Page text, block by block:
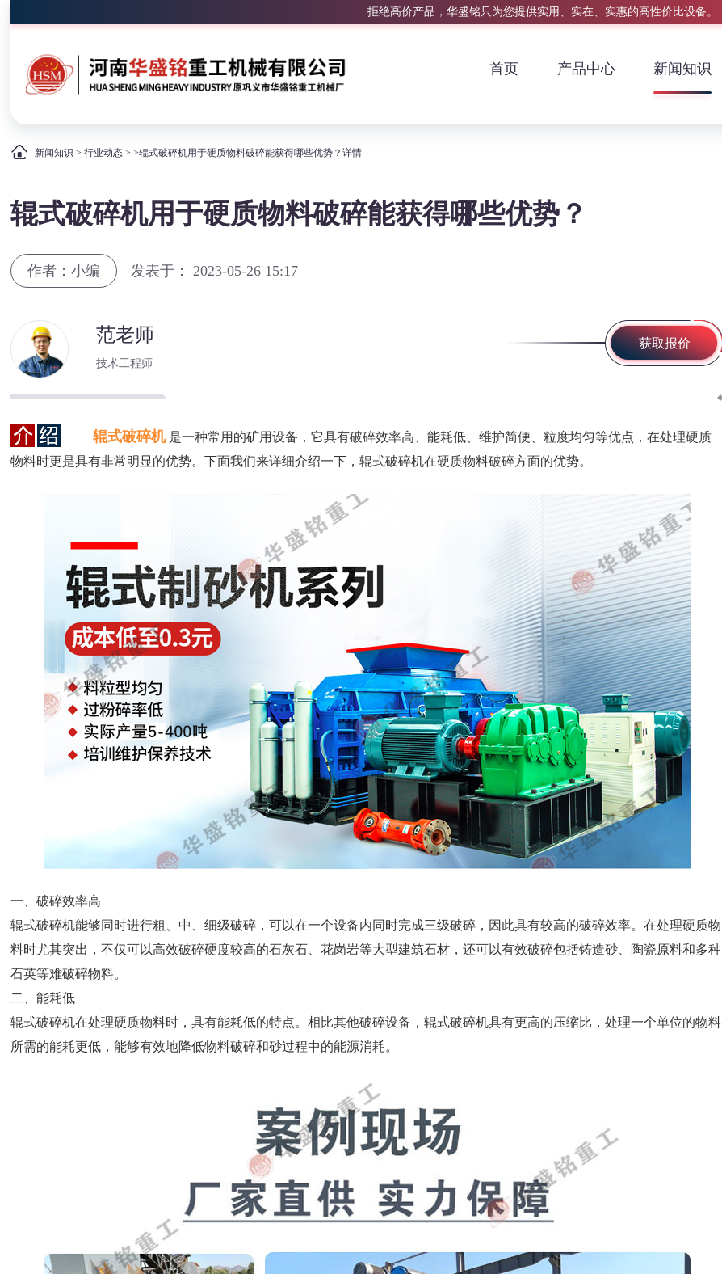
拒绝高价产品，华盛铭只为您提供实用、实在、实惠的高性价比设备。
首页 产品中心 新闻知识
新闻知识 >行业动态 > >辊式破碎机用于硬质物料破碎能获得哪些优势？详情
辊式破碎机用于硬质物料破碎能获得哪些优势？
作者：小编 发表于： 2023-05-26 15:17
范老师
技术工程师
获取报价
辊式破碎机 是一种常用的矿用设备，它具有破碎效率高、能耗低、维护简便、粒度均匀等优点，在处理硬质
物料时更是具有非常明显的优势。下面我们来详细介绍一下，辊式破碎机在硬质物料破碎方面的优势。
一、破碎效率高
辊式破碎机能够同时进行粗、中、细级破碎，可以在一个设备内同时完成三级破碎，因此具有较高的破碎效率。在处理硬质物
料时尤其突出，不仅可以高效破碎硬度较高的石灰石、花岗岩等大型建筑石材，还可以有效破碎包括铸造砂、陶瓷原料和多种
石英等难破碎物料。
二、能耗低
辊式破碎机在处理硬质物料时，具有能耗低的特点。相比其他破碎设备，辊式破碎机具有更高的压缩比，处理一个单位的物料
所需的能耗更低，能够有效地降低物料破碎和砂过程中的能源消耗。